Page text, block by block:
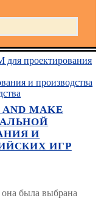
проектирования
и производства
MAKE
И
ИГР
была выбрана